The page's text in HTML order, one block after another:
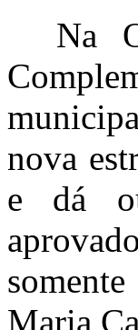
Na
nova
e dá